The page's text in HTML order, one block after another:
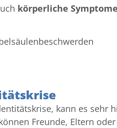
körperliche Symptome
kann es sehr
Freunde, Eltern